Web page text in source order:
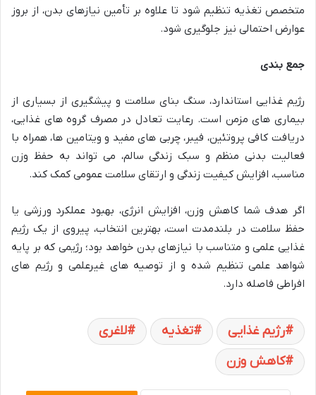
متخصص تغذیه تنظیم شود تا علاوه بر تأمین نیازهای بدن، از بروز
عوارض احتمالی نیز جلوگیری شود.
جمع بندی
رژیم غذایی استاندارد، سنگ بنای سلامت و پیشگیری از بسیاری از
بیماری های مزمن است. رعایت تعادل در مصرف گروه های غذایی،
دریافت کافی پروتئین، فیبر، چربی های مفید و ویتامین ها، همراه با
فعالیت بدنی منظم و سبک زندگی سالم، می تواند به حفظ وزن
مناسب، افزایش کیفیت زندگی و ارتقای سلامت عمومی کمک کند.
اگر هدف شما کاهش وزن، افزایش انرژی، بهبود عملکرد ورزشی یا
حفظ سلامت در بلندمدت است، بهترین انتخاب، پیروی از یک رژیم
غذایی علمی و متناسب با نیازهای بدن خواهد بود؛ رژیمی که بر پایه
شواهد علمی تنظیم شده و از توصیه های غیرعلمی و رژیم های
افراطی فاصله دارد.
رژیم غذایی تغذیه
لاغری
کاهش وزن